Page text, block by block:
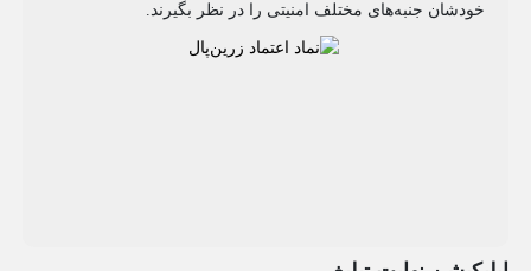
خودشان جنبه‌های مختلف امنیتی را در نظر بگیرند.